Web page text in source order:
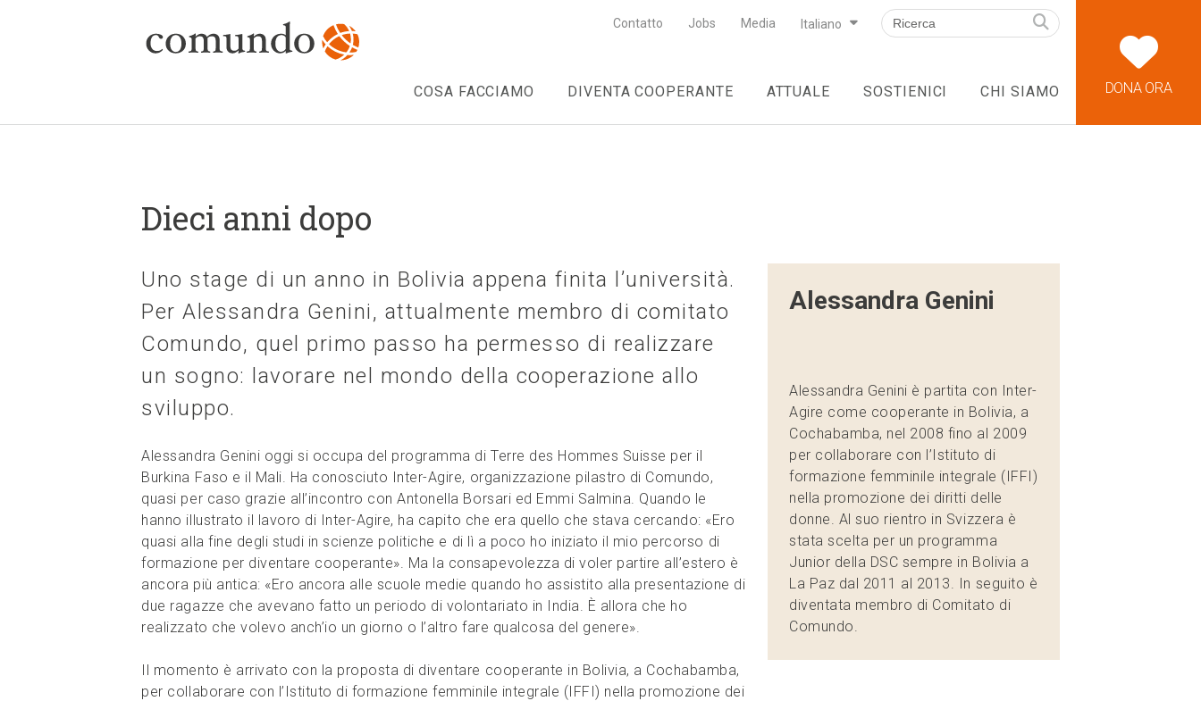
DONA ORA
Contatto Jobs Media Italiano
COSA FACCIAMO DIVENTA COOPERANTE ATTUALE SOSTIENICI CHI SIAMO
Dieci anni dopo
Uno stage di un anno in Bolivia appena finita l’università.
Per Alessandra Genini, attualmente membro di comitato
Comundo, quel primo passo ha permesso di realizzare
un sogno: lavorare nel mondo della cooperazione allo
sviluppo.
Alessandra Genini oggi si occupa del programma di Terre des Hommes Suisse per il
Burkina Faso e il Mali. Ha conosciuto Inter-Agire, organizzazione pilastro di Comundo,
quasi per caso grazie all’incontro con Antonella Borsari ed Emmi Salmina. Quando le
hanno illustrato il lavoro di Inter-Agire, ha capito che era quello che stava cercando: «Ero
quasi alla fine degli studi in scienze politiche e di lì a poco ho iniziato il mio percorso di
formazione per diventare cooperante». Ma la consapevolezza di voler partire all’estero è
ancora più antica: «Ero ancora alle scuole medie quando ho assistito alla presentazione di
due ragazze che avevano fatto un periodo di volontariato in India. È allora che ho
realizzato che volevo anch’io un giorno o l’altro fare qualcosa del genere».
Il momento è arrivato con la proposta di diventare cooperante in Bolivia, a Cochabamba,
per collaborare con l’Istituto di formazione femminile integrale (IFFI) nella promozione dei
Alessandra Genini
Alessandra Genini è partita con Inter-
Agire come cooperante in Bolivia, a
Cochabamba, nel 2008 fino al 2009
per collaborare con l’Istituto di
formazione femminile integrale (IFFI)
nella promozione dei diritti delle
donne. Al suo rientro in Svizzera è
stata scelta per un programma
Junior della DSC sempre in Bolivia a
La Paz dal 2011 al 2013. In seguito è
diventata membro di Comitato di
Comundo.